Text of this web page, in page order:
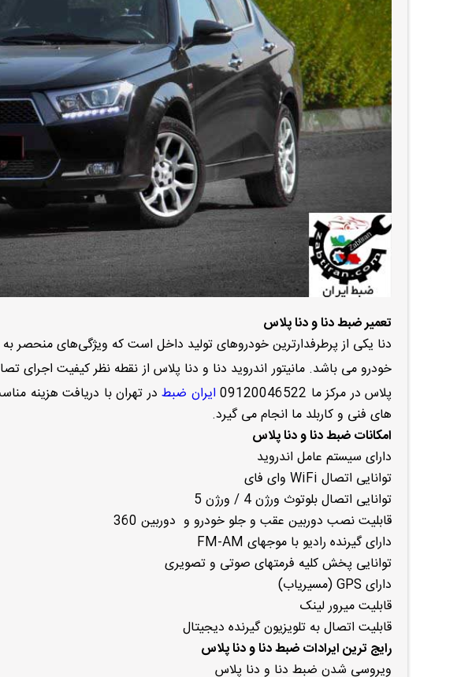
تعمیر ضبط دنا و دنا پلاس
دنا یکی از پرطرفدارترین خودروهای تولید داخل است که ویژگی‌های منحصر
خودرو می باشد. مانیتور اندروید دنا و دنا پلاس از نقطه نظر کیفیت اجرای
پلاس در مرکز ما 09120046522
ایران ضبطدر تهران با دریافت هزینه
های فنی و کاربلد ما انجام می گیرد.
امکانات ضبط دنا و دنا پلاس
دارای سیستم عامل اندروید
توانایی اتصال WiFi وای فای
توانایی اتصال بلوتوث ورژن 4 / ورژن 5
قابلیت نصب دوربین عقب و جلو خودرو و دوربین 360
دارای گیرنده رادیو با موجهای FM-AM
توانایی پخش کلیه فرمتهای صوتی و تصویری
دارای GPS (مسیریاب)
قابلیت میرور لینک
قابلیت اتصال به تلویزیون گیرنده دیجیتال
رایج ترین ایرادات ضبط دنا و دنا پلاس
ویروسی شدن ضبط دنا و دنا پلاس